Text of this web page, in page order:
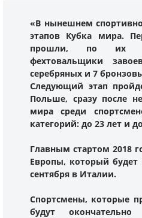
«В нынешнем
этапов Кубка мира.
прошли, по их
фехтовальщики
серебряных и 7
Следующий этап
Польше, сразу после
мира среди
категорий: до 23 лет и
Главным стартом 2018
Европы, который будет
сентября в Италии.
Спортсмены, которые
будут